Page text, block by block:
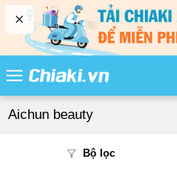
Aichun beauty
Bộ lọc